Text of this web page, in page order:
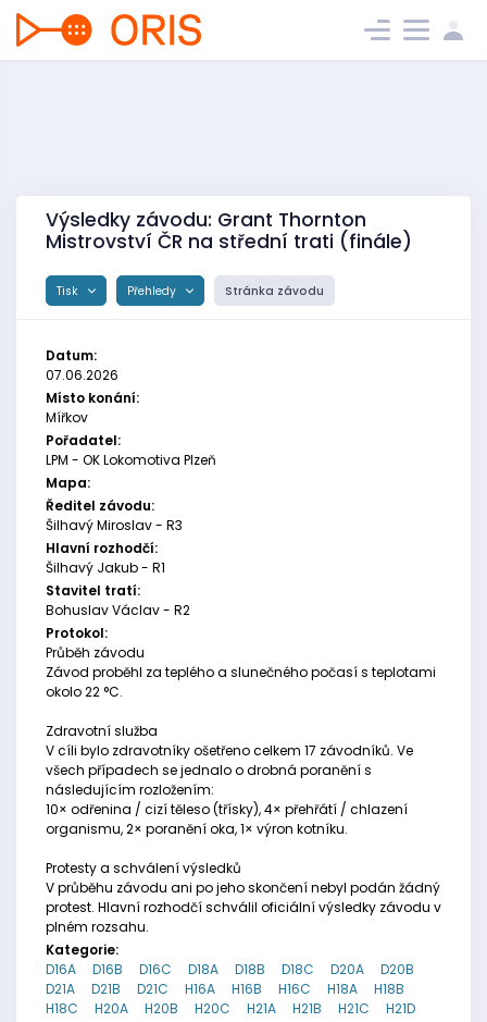
Výsledky závodu: Grant Thornton
Mistrovství ČR na střední trati (finále)
Tisk Přehledy Stránka závodu
Datum:
07.06.2026
Místo konání:
Mířkov
Pořadatel:
LPM - OK Lokomotiva Plzeň
Mapa:
Ředitel závodu:
Šilhavý Miroslav - R3
Hlavní rozhodčí:
Šilhavý Jakub - R1
Stavitel tratí:
Bohuslav Václav - R2
Protokol:
Průběh závodu
Závod proběhl za teplého a slunečného počasí s teplotami
okolo 22 °C.
Zdravotní služba
V cíli bylo zdravotníky ošetřeno celkem 17 závodníků. Ve
všech případech se jednalo o drobná poranění s
následujícím rozložením:
10× odřenina / cizí těleso (třísky), 4× přehřátí / chlazení
organismu, 2× poranění oka, 1× výron kotníku.
Protesty a schválení výsledků
V průběhu závodu ani po jeho skončení nebyl podán žádný
protest. Hlavní rozhodčí schválil oficiální výsledky závodu v
plném rozsahu.
Kategorie:
D16A
D16B D16C D18A D18B D18C D20A
D20B
D21A
D21B D21C H16A H16B H16C H18A
H18B
H18C
H20A H20B H20C H21A H21B H21C H21D